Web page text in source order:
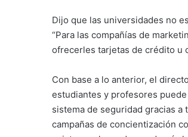
Dijo que las universidades no
“Para las compañías de
ofrecerles tarjetas de crédito u
Con base a lo anterior, el
estudiantes y profesores
sistema de seguridad gracias
campañas de concientización